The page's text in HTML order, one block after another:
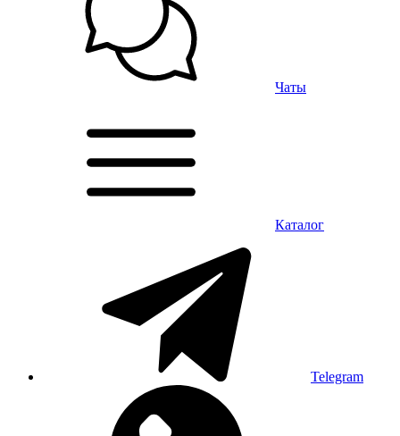
Чаты
Каталог
Telegram